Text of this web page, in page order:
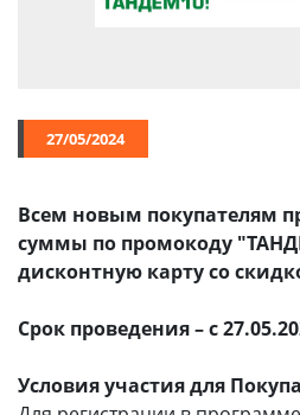
Электроды и проволока
27/05/2024
Всем новым покупателям
суммы по промокоду
дисконтную карту со
Срок проведения – с
Условия участия для